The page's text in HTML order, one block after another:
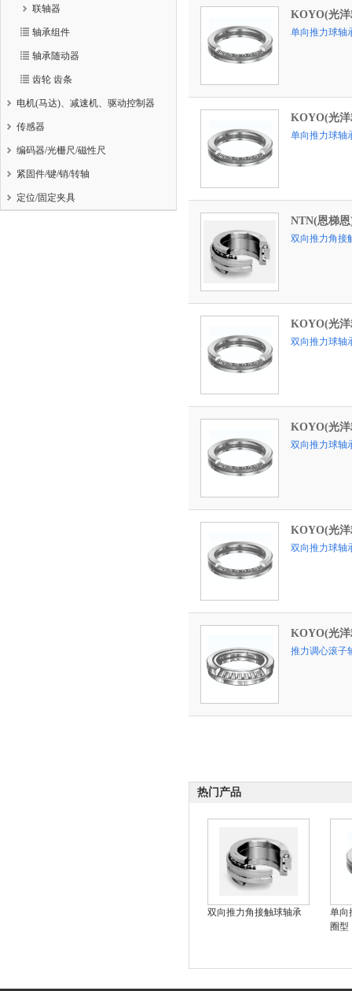
联轴器
轴承组件
轴承随动器
齿轮 齿条
电机(马达)、减速机、驱动控制器
传感器
编码器/光栅尺/磁性尺
紧固件/键/销/转轴
定位/固定夹具
KOYO(光
单向推力球轴
KOYO(光
单向推力球轴
NTN(恩梯
双向推力角接
KOYO(光
双向推力球轴
KOYO(光
双向推力球轴
KOYO(光
双向推力球轴
KOYO(光
推力调心滚子
热门产品
双向推力角接触球轴承
单向
圈型